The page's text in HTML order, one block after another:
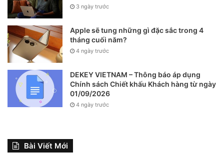
3 ngày trước
Apple sẽ tung những gì đặc sắc trong 4
tháng cuối năm?
4 ngày trước
DEKEY VIETNAM – Thông báo áp dụng
Chính sách Chiết khấu Khách hàng từ ngày
01/09/2026
4 ngày trước
Bài Viết Mới